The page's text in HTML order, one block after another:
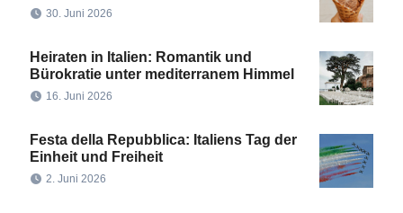
30. Juni 2026
Heiraten in Italien: Romantik und
Bürokratie unter mediterranem Himmel
16. Juni 2026
Festa della Repubblica: Italiens Tag der
Einheit und Freiheit
2. Juni 2026